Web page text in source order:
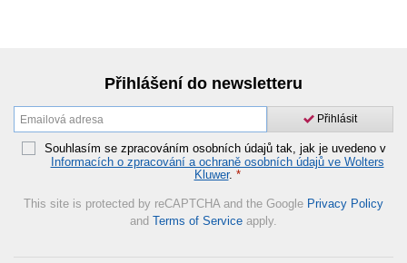
Přihlášení do newsletteru
Přihlásit
Souhlasím se zpracováním osobních údajů tak, jak je uvedeno v
Informacích o zpracování a ochraně osobních údajů ve Wolters
Kluwer. *
This site is protected by reCAPTCHA and the Google Privacy Policy
and Terms of Service apply.